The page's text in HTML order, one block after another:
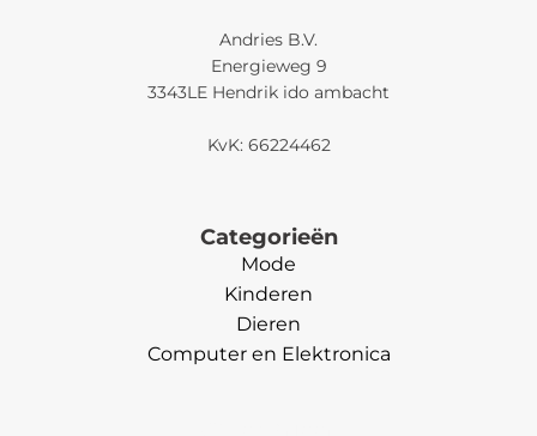
Andries B.V.
Energieweg 9
3343LE Hendrik ido ambacht
KvK: 66224462
Categorieën
Mode
Kinderen
Dieren
Computer en Elektronica